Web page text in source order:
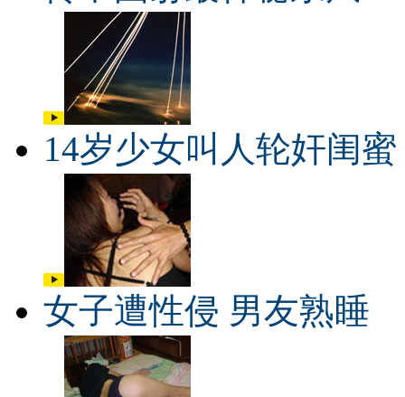
14岁少女叫人轮奸闺蜜
女子遭性侵 男友熟睡